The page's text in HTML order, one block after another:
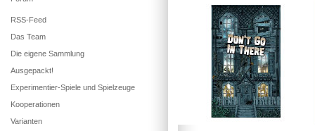
RSS-Feed
Das Team
Die eigene Sammlung
Ausgepackt!
Experimentier-Spiele und Spielzeuge
Kooperationen
Varianten